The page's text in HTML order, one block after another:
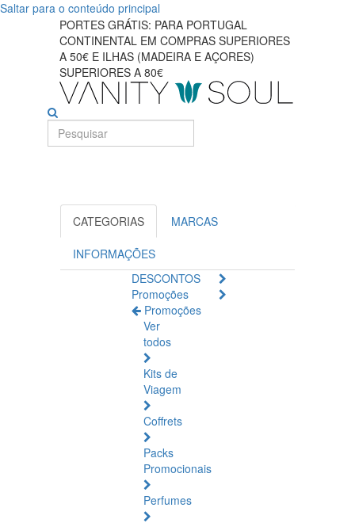
Saltar para o conteúdo principal
Explore
ofertas
incríveis
pacotes
beleza
PORTES GRÁTIS: PARA PORTUGAL
CONTINENTAL EM COMPRAS SUPERIORES
A 50€ E ILHAS (MADEIRA E AÇORES)
SUPERIORES A 80€
CATEGORIAS MARCAS
INFORMAÇÕES
DESCONTOS
Promoções
Promoções
Ver
todos
Kits de
Viagem
Coffrets
Packs
Promocionais
Perfumes